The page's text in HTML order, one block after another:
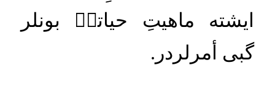
ايشته
ماهيتِ حياتكۡ
بونلر
گبى أمرلردر .